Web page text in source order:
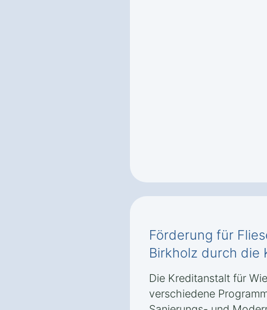
Förderung für
Birkholz durch die
Die Kreditanstalt für
verschiedene